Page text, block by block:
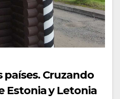
países. Cruzando
Estonia y Letonia